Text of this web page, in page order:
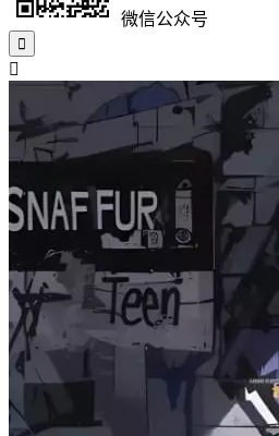
微信公众号